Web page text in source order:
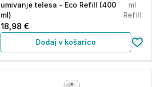
umivanje telesa - Eco Refill (400
ml)
ml
Refill
18,98 €
Dodaj v košarico